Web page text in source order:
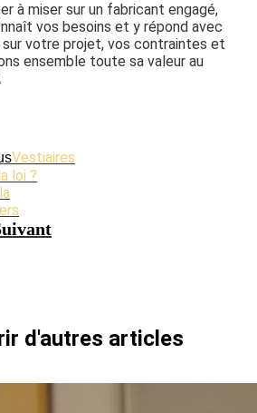
à miser sur un fabricant engagé,
vos besoins et y répond avec
sur votre projet, vos contraintes et
ensemble toute sa valeur au
.
Vestiaires
loi ?
d'autres articles